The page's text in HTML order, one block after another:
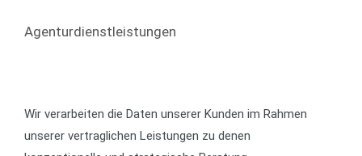
Agenturdienstleistungen
Wir verarbeiten die Daten unserer Kunden im Rahmen
unserer vertraglichen Leistungen zu denen